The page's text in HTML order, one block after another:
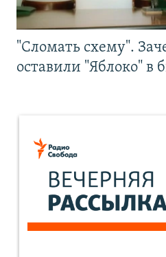
"Сломать схему".
оставили "Яблоко" в